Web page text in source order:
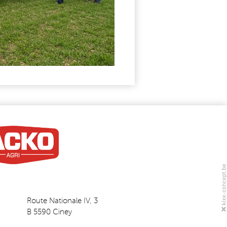
Route Nationale IV, 3
B 5590 Ciney